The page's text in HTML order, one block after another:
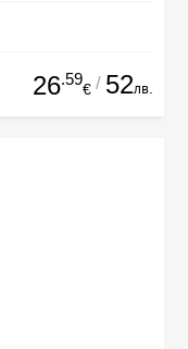
26.59
€ / 52лв.